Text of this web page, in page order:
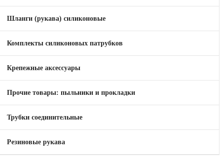
Шланги (рукава) силиконовые
Комплекты силиконовых патрубков
Крепежные аксессуары
Прочие товары: пыльники и прокладки
Трубки соединительные
Резиновые рукава